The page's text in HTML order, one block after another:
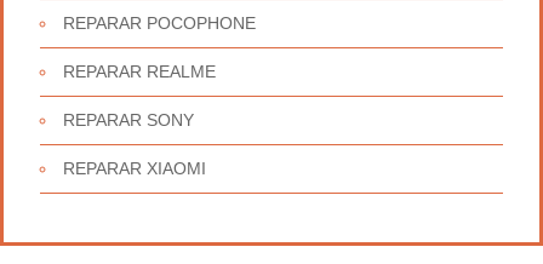
REPARAR POCOPHONE
REPARAR REALME
REPARAR SONY
REPARAR XIAOMI